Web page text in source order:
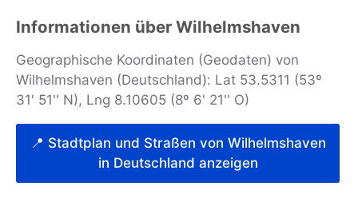
Informationen über Wilhelmshaven
Geographische Koordinaten (Geodaten) von
Wilhelmshaven (Deutschland): Lat 53.5311 (53º
31' 51'' N), Lng 8.10605 (8º 6' 21'' O)
📍 Stadtplan und Straßen von Wilhelmshaven
in Deutschland anzeigen